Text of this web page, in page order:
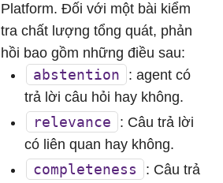
Platform. Đối với một bài kiểm
tra chất lượng tổng quát, phản
hồi bao gồm những điều sau:
abstention
: agent có
trả lời câu hỏi hay không.
relevance
: Câu trả lời
có liên quan hay không.
completeness
: Câu trả